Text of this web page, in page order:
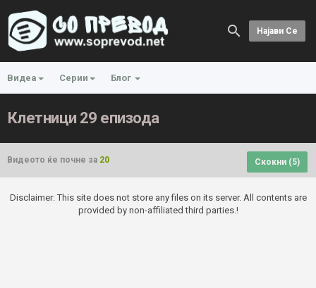
Најави Се
Видеа Серии Блог
Клетници 29 епизода
Видеото ќе почне за 20 Скокни (5)
Disclaimer: This site does not store any files on its server. All contents are
provided by non-affiliated third parties.!